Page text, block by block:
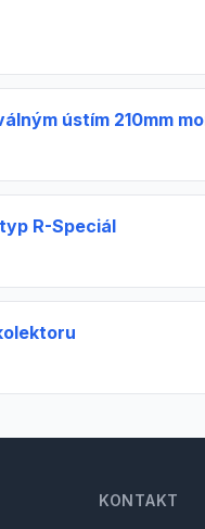
ústím 210mm
R-Speciál
KONTAKT